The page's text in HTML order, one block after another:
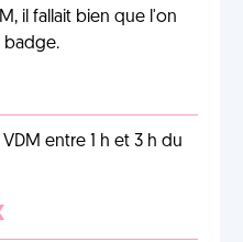
il fallait bien que l'on
badge.
entre 1 h et 3 h du